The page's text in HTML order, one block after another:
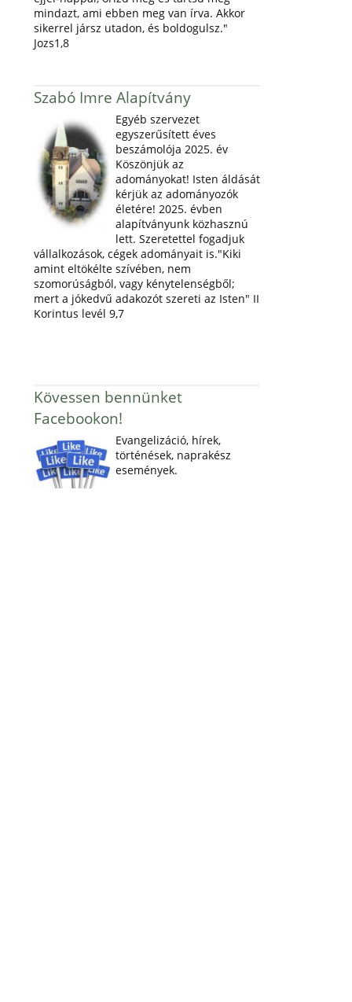
mindazt, ami ebben meg van írva. Akkor
sikerrel jársz utadon, és boldogulsz."
Jozs1,8
Szabó Imre Alapítvány
Egyéb szervezet
egyszerűsített éves
beszámolója 2025. év
Köszönjük az
adományokat! Isten áldását
kérjük az adományozók
életére! 2025. évben
alapítványunk közhasznú
lett. Szeretettel fogadjuk
vállalkozások, cégek adományait is."Kiki
amint eltökélte szívében, nem
szomorúságból, vagy kénytelenségből;
mert a jókedvű adakozót szereti az Isten" II
Korintus levél 9,7
Kövessen bennünket
Facebookon!
Evangelizáció, hírek,
történések, naprakész
események.